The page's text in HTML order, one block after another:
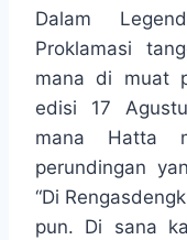
Dalam
Proklamasi
mana di muat
edisi 17
mana Hatta
perundingan
“Di
pun. Di sana